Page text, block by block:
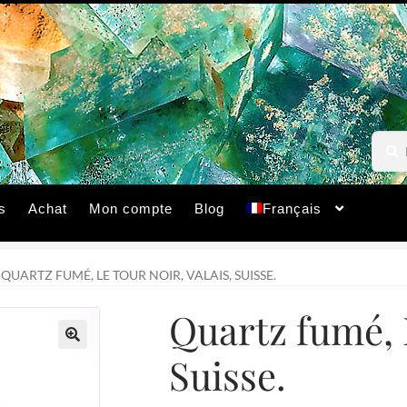
pour :
Achat Mon compte Blog Français
QUARTZ FUMÉ, LE TOUR NOIR, VALAIS, SUISSE.
Quartz fumé,
Suisse.